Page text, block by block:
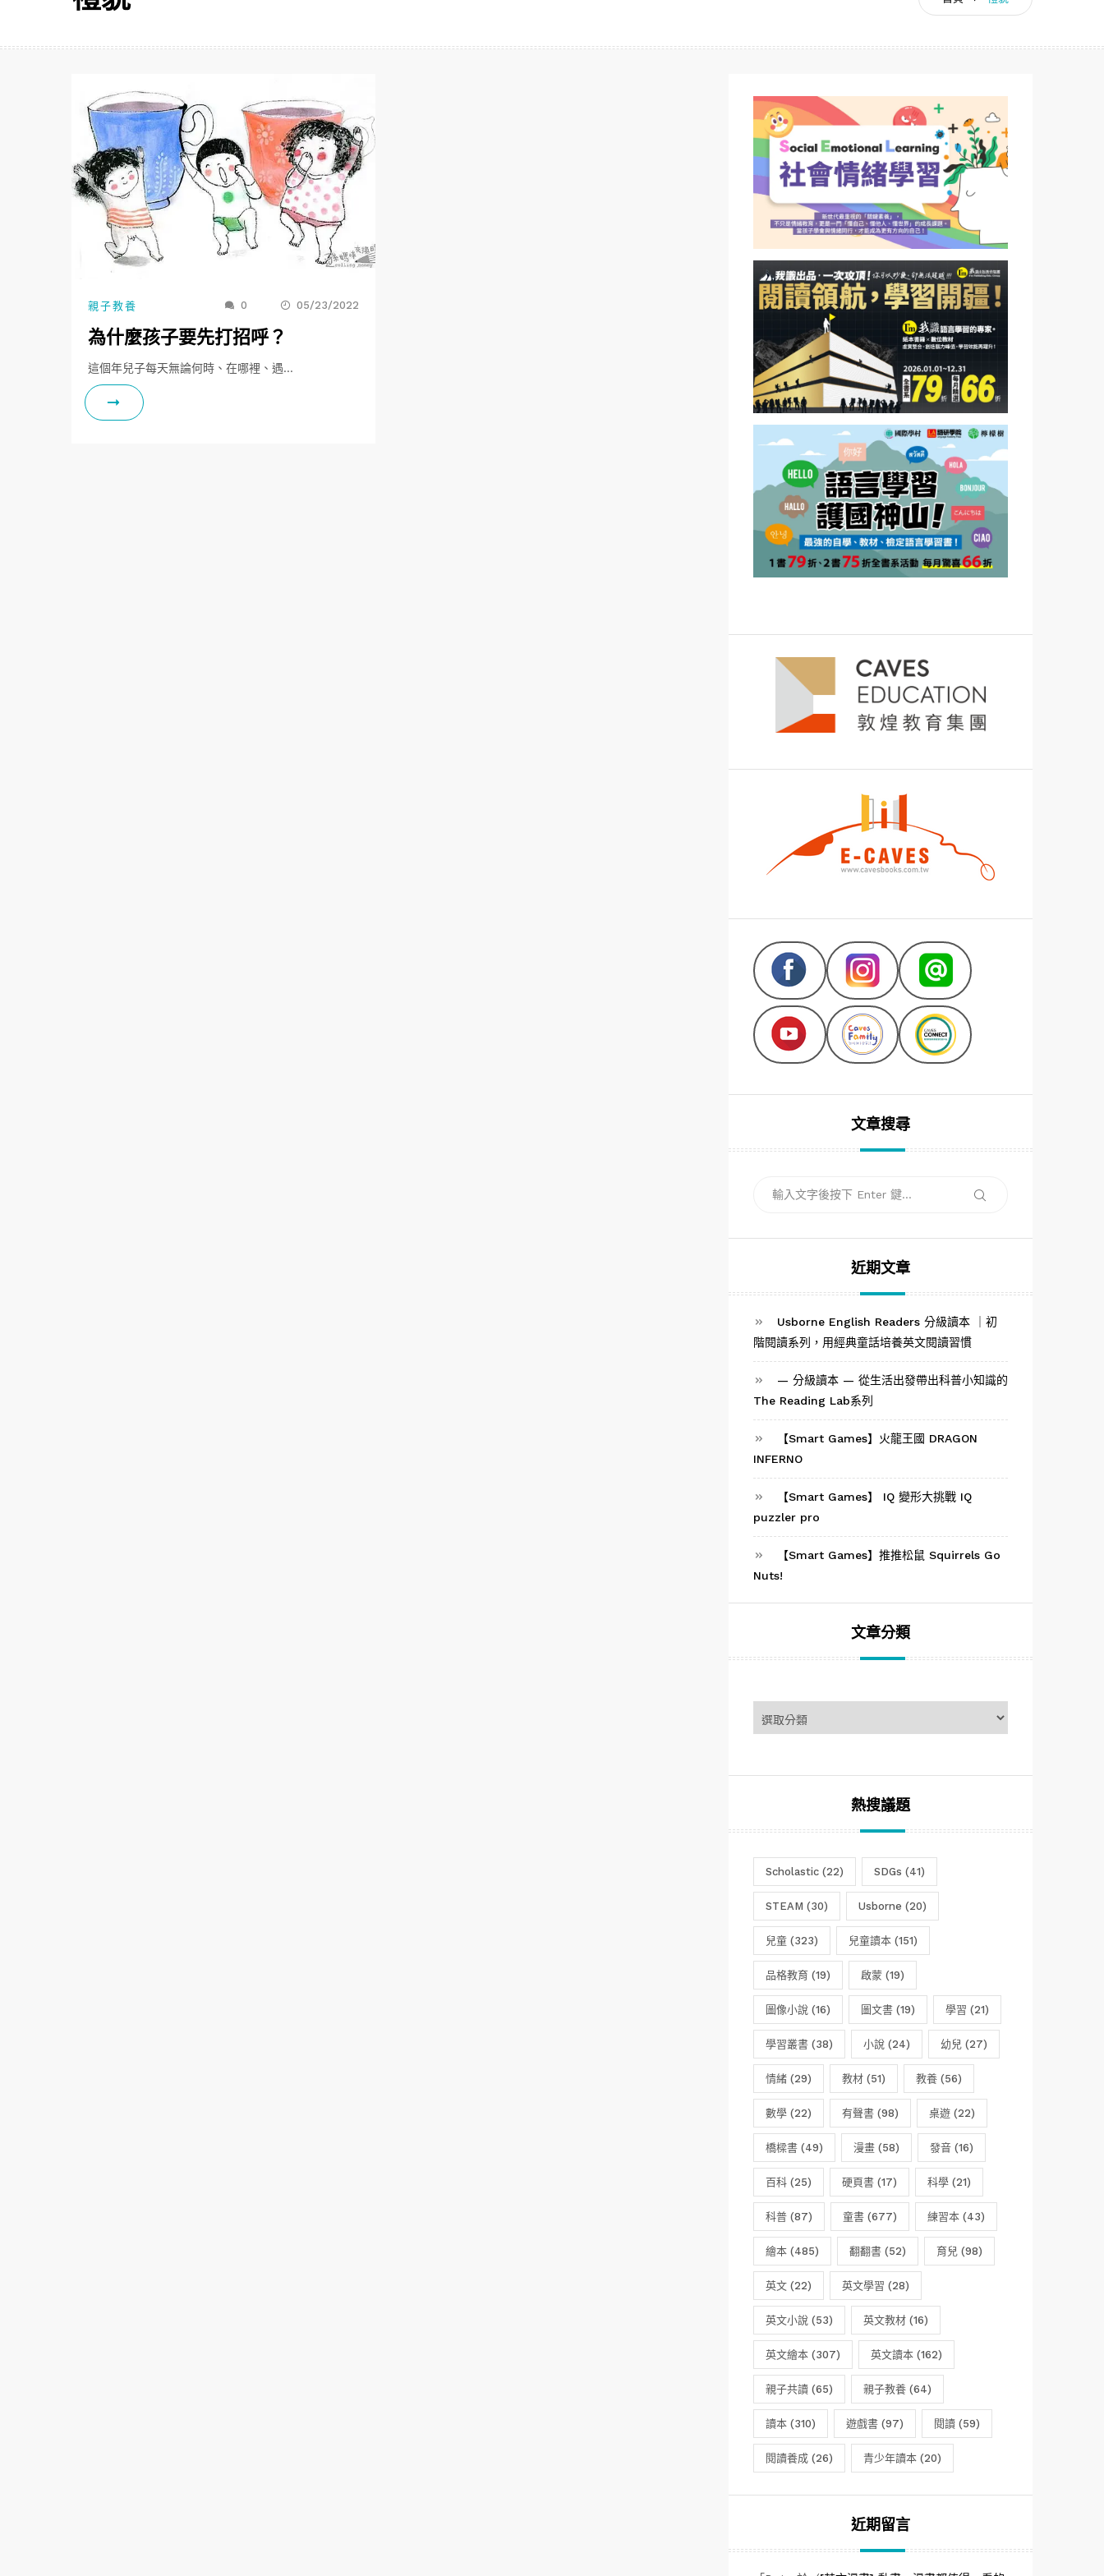
親子教養 0 05/23/2022
為什麼孩子要先打招呼？
這個年兒子每天無論何時、在哪裡、遇…
文章搜尋
搜
近期文章
Usborne English Readers 分級讀本 ｜初
階閱讀系列，用經典童話培養英文閱讀習慣
— 分級讀本 — 從生活出發帶出科普小知識的
The Reading Lab系列
【Smart Games】火龍王國 DRAGON
INFERNO
【Smart Games】 IQ 變形大挑戰 IQ
puzzler pro
【Smart Games】推推松鼠 Squirrels Go
Nuts!
文章分類
章
分
熱搜議題
Scholastic (22) SDGs (41)
STEAM (30) Usborne (20)
兒童 (323) 兒童讀本 (151)
品格教育 (19) 啟蒙 (19)
圖像小說 (16) 圖文書 (19) 學習 (21)
學習叢書 (38) 小說 (24) 幼兒 (27)
情緒 (29) 教材 (51) 教養 (56)
數學 (22) 有聲書 (98) 桌遊 (22)
橋樑書 (49) 漫畫 (58) 發音 (16)
百科 (25) 硬頁書 (17) 科學 (21)
科普 (87) 童書 (677) 練習本 (43)
繪本 (485) 翻翻書 (52) 育兒 (98)
英文 (22) 英文學習 (28)
英文小說 (53) 英文教材 (16)
英文繪本 (307) 英文讀本 (162)
親子共讀 (65) 親子教養 (64)
讀本 (310) 遊戲書 (97) 閱讀 (59)
閱讀養成 (26) 青少年讀本 (20)
近期留言